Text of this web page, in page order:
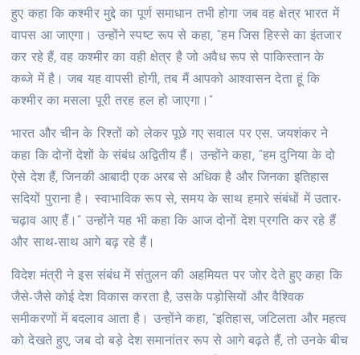
हुए कहा कि कश्मीर मुद्दे का पूर्ण समाधान तभी होगा जब वह क्षेत्र भारत में
वापस आ जाएगा। उन्होंने स्पष्ट रूप से कहा, “हम जिस हिस्से का इंतजार
कर रहे हैं, वह कश्मीर का वही क्षेत्र है जो अवैध रूप से पाकिस्तान के
कब्जे में है। जब यह वापसी होगी, तब मैं आपको आश्वासन देता हूं कि
कश्मीर का मसला पूरी तरह हल हो जाएगा।”
भारत और चीन के रिश्तों को लेकर पूछे गए सवाल पर एस. जयशंकर ने
कहा कि दोनों देशों के संबंध अद्वितीय हैं। उन्होंने कहा, “हम दुनिया के दो
ऐसे देश हैं, जिनकी आबादी एक अरब से अधिक है और जिनका इतिहास
सदियों पुराना है। स्वाभाविक रूप से, समय के साथ हमारे संबंधों में उतार-
चढ़ाव आए हैं।” उन्होंने यह भी कहा कि आज दोनों देश प्रगति कर रहे हैं
और साथ-साथ आगे बढ़ रहे हैं।
विदेश मंत्री ने इस संबंध में संतुलन की अहमियत पर जोर देते हुए कहा कि
जैसे-जैसे कोई देश विकास करता है, उसके पड़ोसियों और वैश्विक
समीकरणों में बदलाव आता है। उन्होंने कहा, “इतिहास, जटिलता और महत्व
को देखते हुए, जब दो बड़े देश समानांतर रूप से आगे बढ़ते हैं, तो उनके बीच